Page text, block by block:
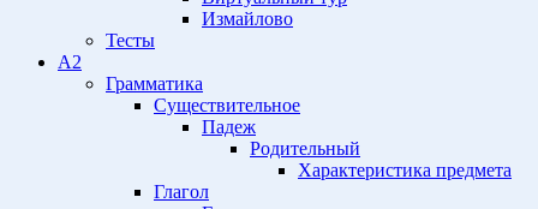
Измайлово
Тесты
A2
Грамматика
Существительное
Падеж
Родительный
Характеристика предмета
Глагол